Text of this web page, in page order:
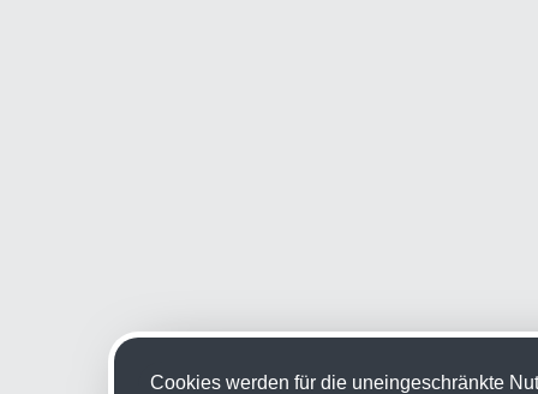
Cookies werden für die uneingeschränkte